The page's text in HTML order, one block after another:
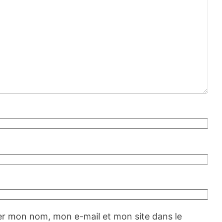
mon nom, mon e-mail et mon site dans le